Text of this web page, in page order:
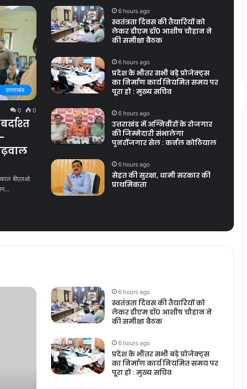
उत्तराखंड
0 0
बीएलओ
6 hours ago
स्वतंत्रता दिवस की तैयारियों को
लेकर डीएम डॉ0 आशीष चौहान ने
की समीक्षा बैठक
6 hours ago
प्रदेश के भीतर सभी बड़े प्रोजेक्ट्स
का निर्माण कार्य नियमित समय पर
पूरा हो : मुख्य सचिव
6 hours ago
उत्तराखंड में अग्निवीरों के रोजगार
की जिम्मेदारी संभालेगा
पुनर्रोजगार सेल : कर्नल कोठियाल
6 hours ago
सेहत की सुरक्षा, धामी सरकार की
प्राथमिकता
6 hours ago
स्वतंत्रता दिवस की तैयारियों को
लेकर डीएम डॉ0 आशीष चौहान ने
की समीक्षा बैठक
6 hours ago
प्रदेश के भीतर सभी बड़े प्रोजेक्ट्स
का निर्माण कार्य नियमित समय पर
पूरा हो : मुख्य सचिव